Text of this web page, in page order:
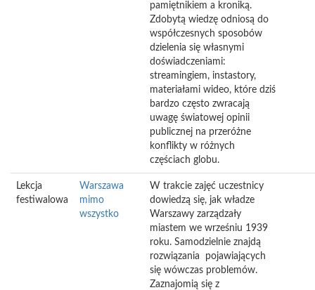
pamiętnikiem a kroniką.
Zdobytą wiedzę odniosą do
współczesnych sposobów
dzielenia się własnymi
doświadczeniami:
streamingiem, instastory,
materiałami wideo, które dziś
bardzo często zwracają
uwagę światowej opinii
publicznej na przeróżne
konflikty w różnych
częściach globu.
Lekcja
festiwalowa
Warszawa
mimo
wszystko
W trakcie zajęć uczestnicy
dowiedzą się, jak władze
Warszawy zarządzały
miastem we wrześniu 1939
roku. Samodzielnie znajdą
rozwiązania pojawiających
się wówczas problemów.
Zaznajomią się z